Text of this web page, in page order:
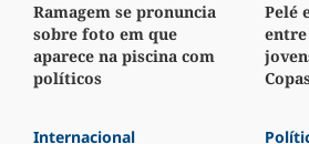
Ramagem se pronuncia
sobre foto em que
aparece na piscina com
políticos
Pelé
entre
Internacional